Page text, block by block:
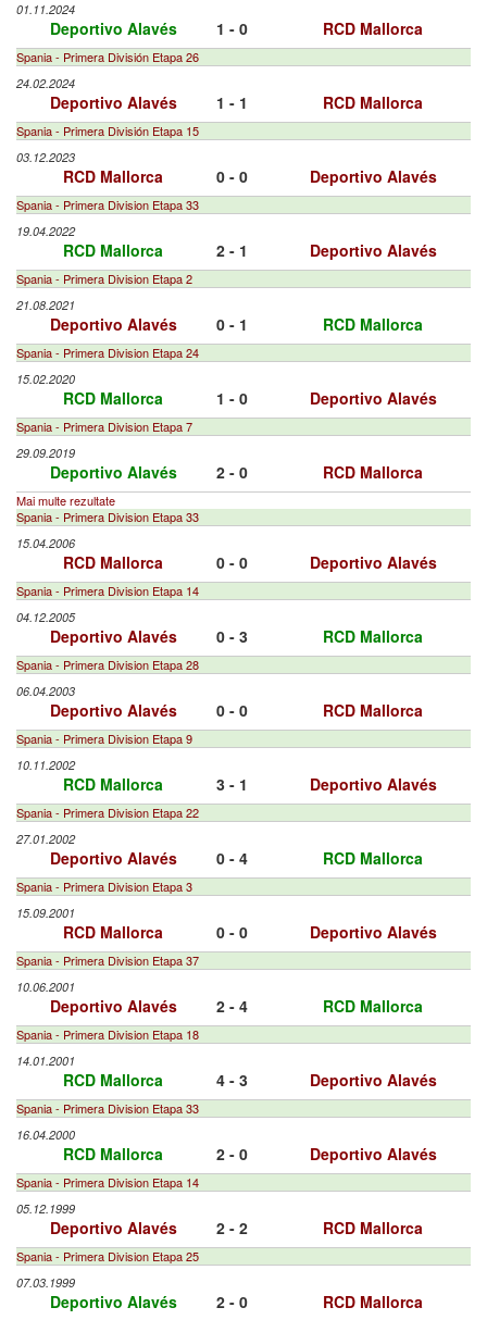
01.11.2024
Deportivo Alavés 1 - 0 RCD Mallorca
Spania - Primera División Etapa 26
24.02.2024
Deportivo Alavés 1 - 1 RCD Mallorca
Spania - Primera División Etapa 15
03.12.2023
RCD Mallorca 0 - 0 Deportivo Alavés
Spania - Primera Division Etapa 33
19.04.2022
RCD Mallorca 2 - 1 Deportivo Alavés
Spania - Primera Division Etapa 2
21.08.2021
Deportivo Alavés 0 - 1 RCD Mallorca
Spania - Primera Division Etapa 24
15.02.2020
RCD Mallorca 1 - 0 Deportivo Alavés
Spania - Primera Division Etapa 7
29.09.2019
Deportivo Alavés 2 - 0 RCD Mallorca
Mai multe rezultate
Spania - Primera Division Etapa 33
15.04.2006
RCD Mallorca 0 - 0 Deportivo Alavés
Spania - Primera Division Etapa 14
04.12.2005
Deportivo Alavés 0 - 3 RCD Mallorca
Spania - Primera Division Etapa 28
06.04.2003
Deportivo Alavés 0 - 0 RCD Mallorca
Spania - Primera Division Etapa 9
10.11.2002
RCD Mallorca 3 - 1 Deportivo Alavés
Spania - Primera Division Etapa 22
27.01.2002
Deportivo Alavés 0 - 4 RCD Mallorca
Spania - Primera Division Etapa 3
15.09.2001
RCD Mallorca 0 - 0 Deportivo Alavés
Spania - Primera Division Etapa 37
10.06.2001
Deportivo Alavés 2 - 4 RCD Mallorca
Spania - Primera Division Etapa 18
14.01.2001
RCD Mallorca 4 - 3 Deportivo Alavés
Spania - Primera Division Etapa 33
16.04.2000
RCD Mallorca 2 - 0 Deportivo Alavés
Spania - Primera Division Etapa 14
05.12.1999
Deportivo Alavés 2 - 2 RCD Mallorca
Spania - Primera Division Etapa 25
07.03.1999
Deportivo Alavés 2 - 0 RCD Mallorca